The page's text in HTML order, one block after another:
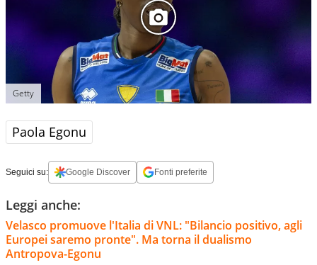
Getty
Paola Egonu
Seguici su: Google Discover Fonti preferite
Leggi anche:
Velasco promuove l'Italia di VNL: "Bilancio positivo, agli
Europei saremo pronte". Ma torna il dualismo
Antropova-Egonu